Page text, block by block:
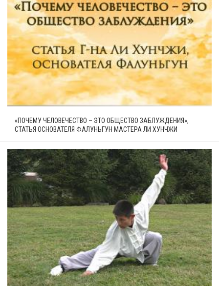
«ПОЧЕМУ ЧЕЛОВЕЧЕСТВО – ЭТО ОБЩЕСТВО ЗАБЛУЖДЕНИЯ»,
СТАТЬЯ ОСНОВАТЕЛЯ ФАЛУНЬГУН МАСТЕРА ЛИ ХУНЧЖИ